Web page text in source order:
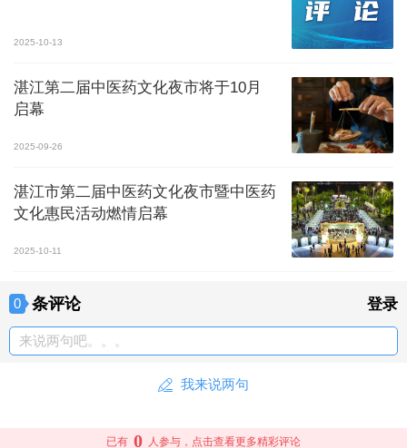
2025-10-13
湛江第二届中医药文化夜市将于10月
启幕
2025-09-26
湛江市第二届中医药文化夜市暨中医药
文化惠民活动燃情启幕
2025-10-11
0 条评论 登录
来说两句吧。。。
我来说两句
已有 0 人参与，点击查看更多精彩评论